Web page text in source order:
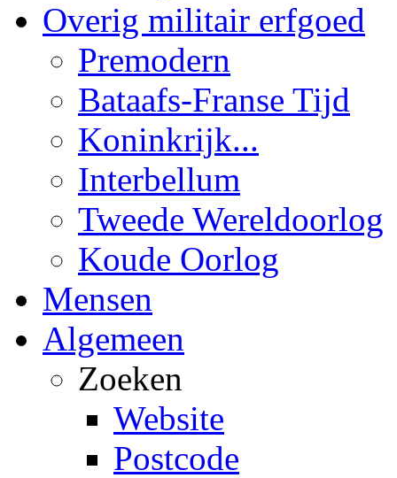
Overig militair erfgoed
Premodern
Bataafs-Franse Tijd
Koninkrijk...
Interbellum
Tweede Wereldoorlog
Koude Oorlog
Mensen
Algemeen
Zoeken
Website
Postcode